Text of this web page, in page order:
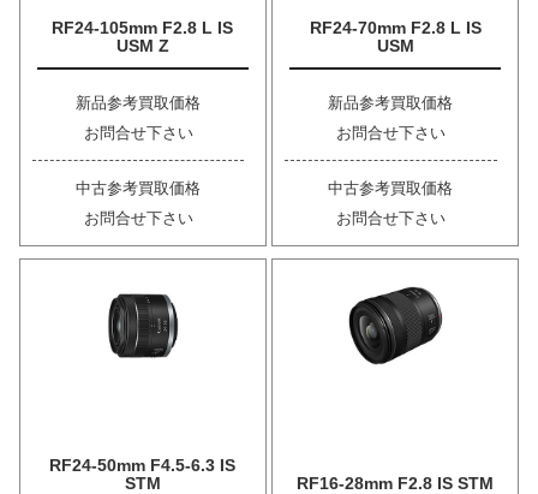
RF24-105mm F2.8 L IS
USM Z
新品参考買取価格
お問合せ下さい
中古参考買取価格
お問合せ下さい
RF24-70mm F2.8 L IS
USM
新品参考買取価格
お問合せ下さい
中古参考買取価格
お問合せ下さい
RF24-50mm F4.5-6.3 IS
STM
RF16-28mm F2.8 IS STM